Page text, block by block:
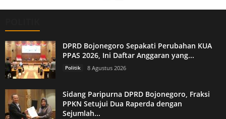
DPRD Bojonegoro Sepakati Perubahan KUA
PPAS 2026, Ini Daftar Anggaran yang...
Politik 8 Agustus 2026
Sidang Paripurna DPRD Bojonegoro, Fraksi
PPKN Setujui Dua Raperda dengan
Sejumlah...